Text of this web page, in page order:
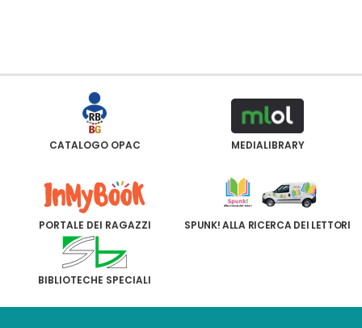
CATALOGO OPAC MEDIALIBRARY
PORTALE DEI RAGAZZI SPUNK! ALLA RICERCA DEI LETTORI
BIBLIOTECHE SPECIALI